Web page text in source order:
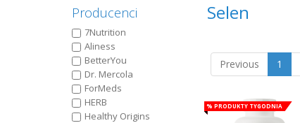
Producenci
7Nutrition
Aliness
BetterYou
Dr. Mercola
ForMeds
HERB
Healthy Origins
Selen
Previous 1
% Produkty tygodnia